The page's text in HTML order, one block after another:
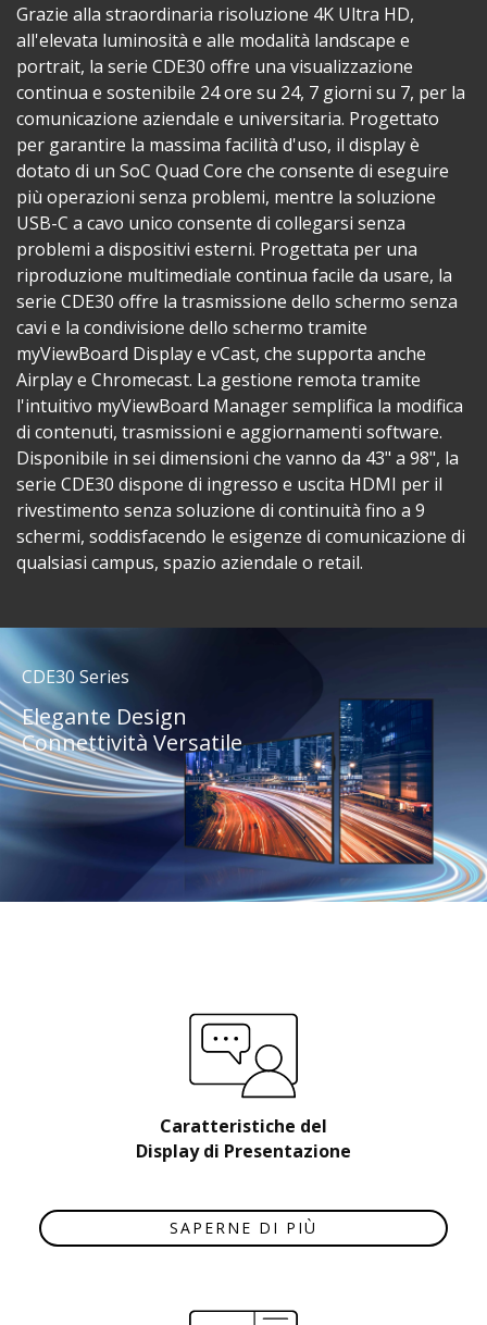
Grazie alla straordinaria risoluzione 4K Ultra HD,
all'elevata luminosità e alle modalità landscape e
portrait, la serie CDE30 offre una visualizzazione
continua e sostenibile 24 ore su 24, 7 giorni su 7, per la
comunicazione aziendale e universitaria. Progettato
per garantire la massima facilità d'uso, il display è
dotato di un SoC Quad Core che consente di eseguire
più operazioni senza problemi, mentre la soluzione
USB-C a cavo unico consente di collegarsi senza
problemi a dispositivi esterni. Progettata per una
riproduzione multimediale continua facile da usare, la
serie CDE30 offre la trasmissione dello schermo senza
cavi e la condivisione dello schermo tramite
myViewBoard Display e vCast, che supporta anche
Airplay e Chromecast. La gestione remota tramite
l'intuitivo myViewBoard Manager semplifica la modifica
di contenuti, trasmissioni e aggiornamenti software.
Disponibile in sei dimensioni che vanno da 43" a 98", la
serie CDE30 dispone di ingresso e uscita HDMI per il
rivestimento senza soluzione di continuità fino a 9
schermi, soddisfacendo le esigenze di comunicazione di
qualsiasi campus, spazio aziendale o retail.
CDE30 Series
Elegante Design
Connettività Versatile
Caratteristiche del
Display di Presentazione
SAPERNE DI PIÙ